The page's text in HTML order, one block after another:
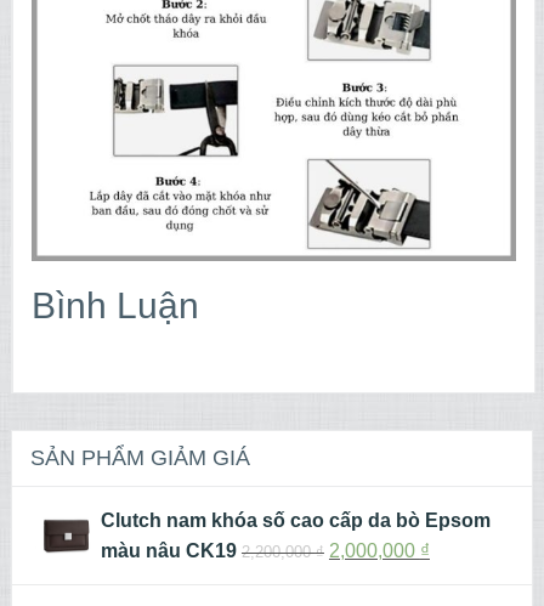
Bình Luận
SẢN PHẨM GIẢM GIÁ
Clutch nam khóa số cao cấp da bò Epsom
màu nâu CK19 2,200,000₫ 2,000,000 ₫